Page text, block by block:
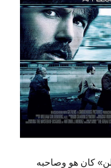
كان هو وصاحبه